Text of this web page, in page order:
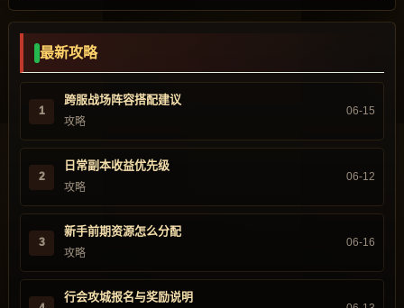
最新攻略
1
跨服战场阵容搭配建议
攻略
06-15
2
日常副本收益优先级
攻略
06-12
3
新手前期资源怎么分配
攻略
06-16
行会攻城报名与奖励说明